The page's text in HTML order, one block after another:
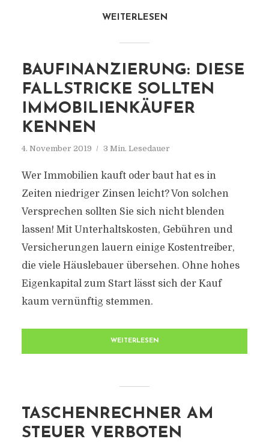
WEITERLESEN
BAUFINANZIERUNG: DIESE
FALLSTRICKE SOLLTEN
IMMOBILIENKÄUFER
KENNEN
4. November 2019 3 Min. Lesedauer
Wer Immobilien kauft oder baut hat es in
Zeiten niedriger Zinsen leicht? Von solchen
Versprechen sollten Sie sich nicht blenden
lassen! Mit Unterhaltskosten, Gebühren und
Versicherungen lauern einige Kostentreiber,
die viele Häuslebauer übersehen. Ohne hohes
Eigenkapital zum Start lässt sich der Kauf
kaum vernünftig stemmen.
WEITERLESEN
TASCHENRECHNER AM
STEUER VERBOTEN